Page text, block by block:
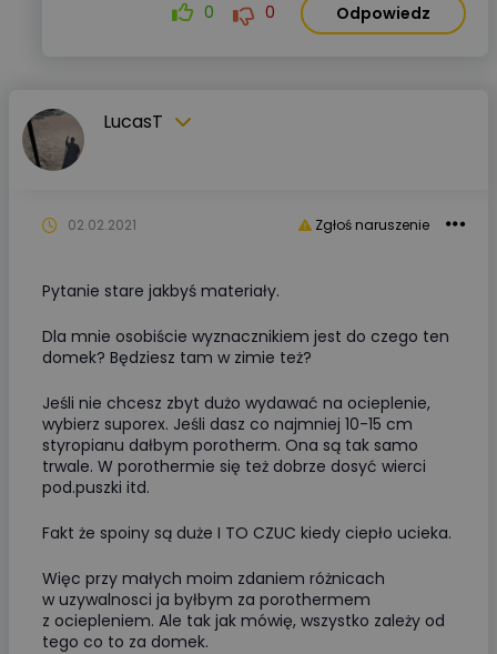
0 0 Odpowiedz
LucasT
Zgłoś naruszenie
02.02.2021
Pytanie stare jakbyś materiały.
Dla mnie osobiście wyznacznikiem jest do czego ten
domek? Będziesz tam w zimie też?
Jeśli nie chcesz zbyt dużo wydawać na ocieplenie,
wybierz suporex. Jeśli dasz co najmniej 10-15 cm
styropianu dałbym porotherm. Ona są tak samo
trwale. W porothermie się też dobrze dosyć wierci
pod.puszki itd.
Fakt że spoiny są duże I TO CZUC kiedy ciepło ucieka.
Więc przy małych moim zdaniem różnicach
w uzywalnosci ja byłbym za porothermem
z ociepleniem. Ale tak jak mówię, wszystko zależy od
tego co to za domek.